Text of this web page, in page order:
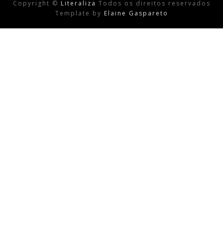
Copyright © Literaliza Todos os direitos reservados
Template by Elaine Gaspareto